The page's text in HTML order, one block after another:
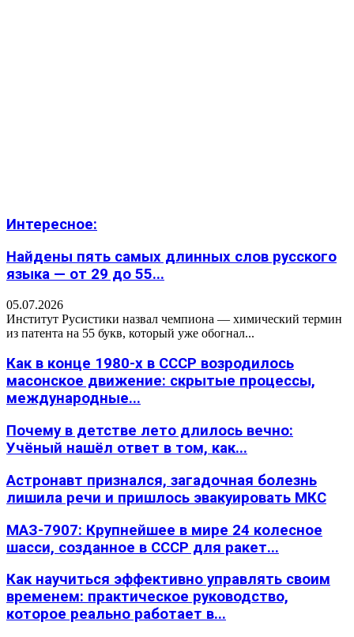
Интересное:
Найдены пять самых длинных слов русского
языка — от 29 до 55...
05.07.2026
Институт Русистики назвал чемпиона — химический термин
из патента на 55 букв, который уже обогнал...
Как в конце 1980-х в СССР возродилось
масонское движение: скрытые процессы,
международные...
Почему в детстве лето длилось вечно:
Учёный нашёл ответ в том, как...
Астронавт признался, загадочная болезнь
лишила речи и пришлось эвакуировать МКС
МАЗ-7907: Крупнейшее в мире 24 колесное
шасси, созданное в СССР для ракет...
Как научиться эффективно управлять своим
временем: практическое руководство,
которое реально работает в...